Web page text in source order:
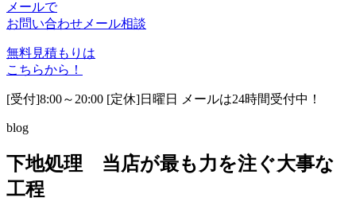
メールで
お問い合わせ メール相談
無料見積もりは
こちらから！
[受付]8:00～20:00 [定休]日曜日 メールは24時間受付中！
blog
下地処理 当店が最も力を注ぐ大事な
工程